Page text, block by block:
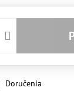
Doručenia